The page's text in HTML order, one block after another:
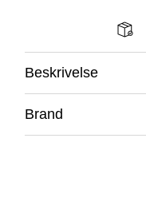
Beskrivelse
Brand